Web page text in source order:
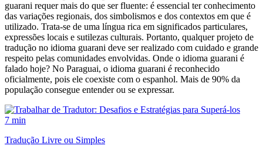
guarani requer mais do que ser fluente: é essencial ter conhecimento
das variações regionais, dos simbolismos e dos contextos em que é
utilizado. Trata-se de uma língua rica em significados particulares,
expressões locais e sutilezas culturais. Portanto, qualquer projeto de
tradução no idioma guarani deve ser realizado com cuidado e grande
respeito pelas comunidades envolvidas. Onde o idioma guarani é
falado hoje? No Paraguai, o idioma guarani é reconhecido
oficialmente, pois ele coexiste com o espanhol. Mais de 90% da
população consegue entender ou se expressar.
7 min
Tradução Livre ou Simples